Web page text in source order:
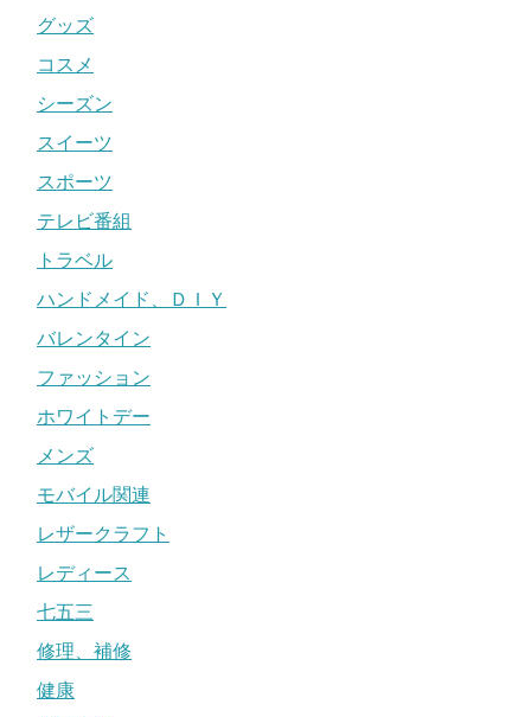
グッズ
コスメ
シーズン
スイーツ
スポーツ
テレビ番組
トラベル
ハンドメイド、ＤＩＹ
バレンタイン
ファッション
ホワイトデー
メンズ
モバイル関連
レザークラフト
レディース
七五三
修理、補修
健康